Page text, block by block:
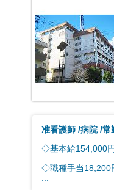
准看護師 病院 常
◇基本給154,000
◇職種手当18,200